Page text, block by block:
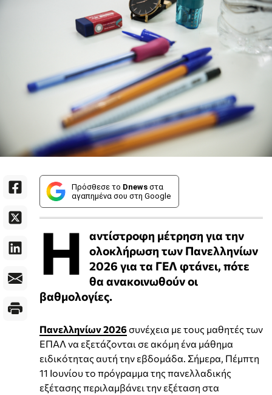
Πρόσθεσε το Dnews στα
αγαπημένα σου στη Google
Η
αντίστροφη μέτρηση για την
ολοκλήρωση των Πανελληνίων
2026 για τα ΓΕΛ φτάνει, πότε
θα ανακοινωθούν οι
βαθμολογίες.
Πανελληνίων 2026συνέχεια με τους μαθητές των
ΕΠΑΛ να εξετάζονται σε ακόμη ένα μάθημα
ειδικότητας αυτή την εβδομάδα. Σήμερα, Πέμπτη
11 Ιουνίου το πρόγραμμα της πανελλαδικής
εξέτασης περιλαμβάνει την εξέταση στα